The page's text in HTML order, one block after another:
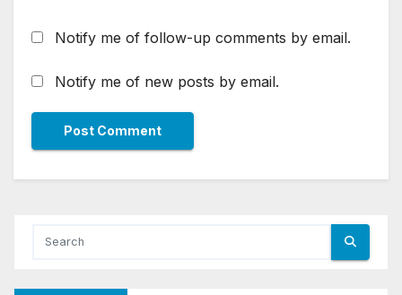
Notify me of follow-up comments by email.
Notify me of new posts by email.